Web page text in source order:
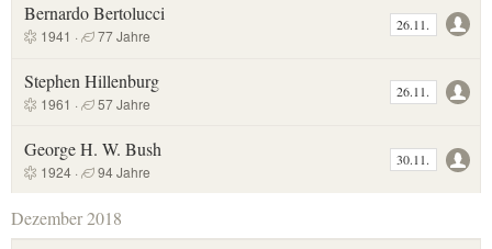
Bernardo Bertolucci
1941 · 77 Jahre
26.11.
Stephen Hillenburg
1961 · 57 Jahre
26.11.
George H. W. Bush
1924 · 94 Jahre
30.11.
Dezember 2018